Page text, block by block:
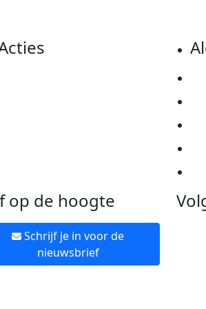
op de hoogte
Schrijf je in voor de
nieuwsbrief